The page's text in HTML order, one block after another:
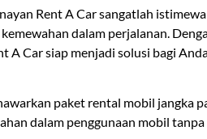
Rent A Car sangatlah
dalam perjalanan.
A Car siap menjadi solusi bagi
paket rental mobil jangka
dalam penggunaan mobil